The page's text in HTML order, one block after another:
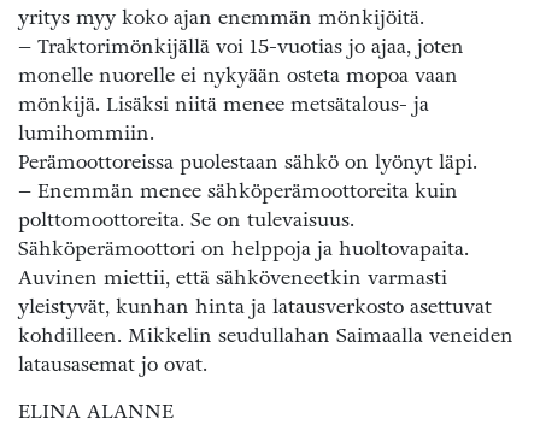
yritys myy koko ajan enemmän mönkijöitä.
– Traktorimönkijällä voi 15-vuotias jo ajaa, joten
monelle nuorelle ei nykyään osteta mopoa vaan
mönkijä. Lisäksi niitä menee metsätalous- ja
lumihommiin.
Perämoottoreissa puolestaan sähkö on lyönyt läpi.
– Enemmän menee sähköperämoottoreita kuin
polttomoottoreita. Se on tulevaisuus.
Sähköperämoottori on helppoja ja huoltovapaita.
Auvinen miettii, että sähköveneetkin varmasti
yleistyvät, kunhan hinta ja latausverkosto asettuvat
kohdilleen. Mikkelin seudullahan Saimaalla veneiden
latausasemat jo ovat.
ELINA ALANNE